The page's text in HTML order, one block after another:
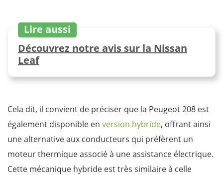
Lire aussi
Découvrez notre avis sur la Nissan
Leaf
Cela dit, il convient de préciser que la Peugeot 208 est
également disponible en version hybride, offrant ainsi
une alternative aux conducteurs qui préfèrent un
moteur thermique associé à une assistance électrique.
Cette mécanique hybride est très similaire à celle